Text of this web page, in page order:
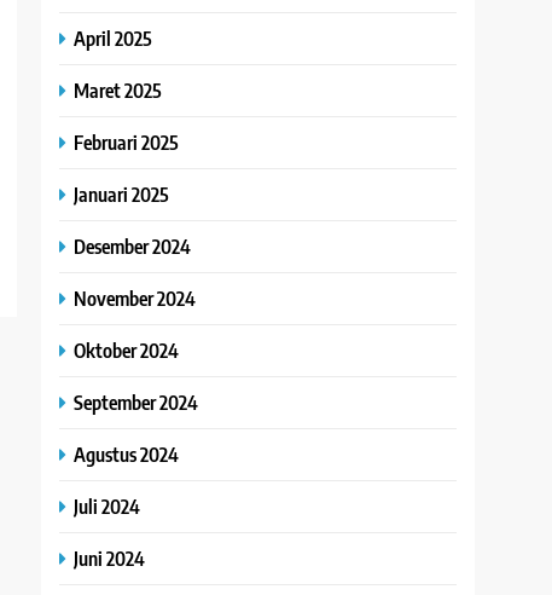
April 2025
Maret 2025
Februari 2025
Januari 2025
Desember 2024
November 2024
Oktober 2024
September 2024
Agustus 2024
Juli 2024
Juni 2024